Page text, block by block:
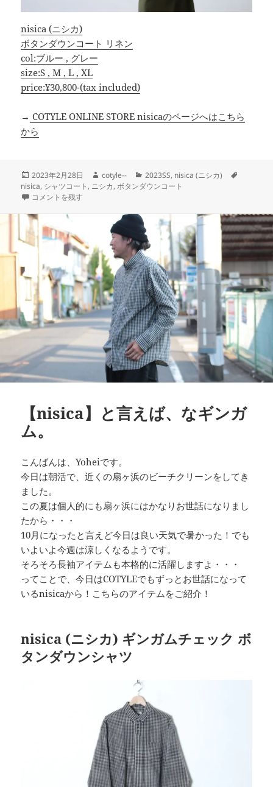
nisica (ニシカ)
ボタンダウンコート リネン
col:ブルー , グレー
size:S , M , L , XL
price:¥30,800-(tax included)
→ COTYLE ONLINE STORE nisicaのページへはこちら
から
投
稿
日:
2023年2月28日
作
成
cotyle--
カ
テ
2023SS, nisica (ニシカ)
nisica, シャツコート , ニシカ,ボタンダウンコート
リネンを羽織る春コート【nisica】 に
コメントを残す
【nisica】と言えば、なギンガ
ム。
こんばんは、Yoheiです。
今日は朝活で、近くの扇ヶ浜のビーチクリーンをしてき
ました。
この夏は個人的にも扇ヶ浜にはかなりお世話になりまし
たから・・・
10月になったと言えど今日は良い天気で暑かった！でも
いよいよ今週は涼しくなるようです。
そろそろ長袖アイテムも本格的に活躍しますよ・・・
ってことで、今日はCOTYLEでもずっとお世話になって
いるnisicaから！こちらのアイテムをご紹介！
nisica (ニシカ) ギンガムチェック ボ
タンダウンシャツ